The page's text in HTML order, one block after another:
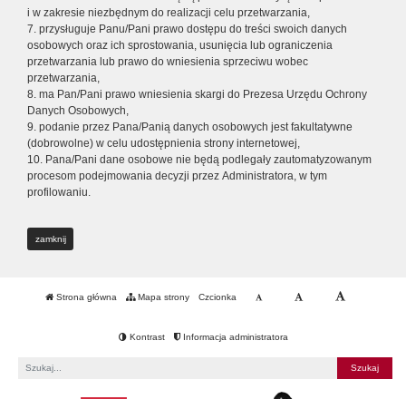
i w zakresie niezbędnym do realizacji celu przetwarzania,
7. przysługuje Panu/Pani prawo dostępu do treści swoich danych
osobowych oraz ich sprostowania, usunięcia lub ograniczenia
przetwarzania lub prawo do wniesienia sprzeciwu wobec
przetwarzania,
8. ma Pan/Pani prawo wniesienia skargi do Prezesa Urzędu Ochrony
Danych Osobowych,
9. podanie przez Pana/Panią danych osobowych jest fakultatywne
(dobrowolne) w celu udostępnienia strony internetowej,
10. Pana/Pani dane osobowe nie będą podlegały zautomatyzowanym
procesom podejmowania decyzji przez Administratora, w tym
profilowaniu.
zamknij
Strona główna Mapa strony Czcionka
Kontrast Informacja administratora